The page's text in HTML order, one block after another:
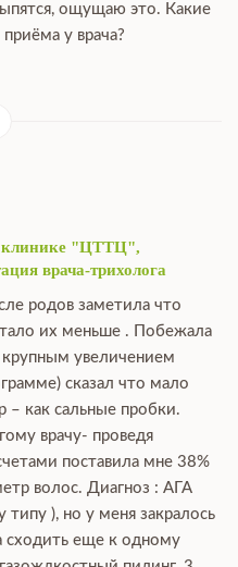
ощущаю это. Какие
у врача?
клинике "ЦТТЦ",
врача-трихолога
родов заметила что
их меньше . Побежала
крупным увеличением
сказал что мало
– как сальные пробки.
врачу- проведя
поставила мне 38%
волос. Диагноз : АГА
), но у меня закралось
сходить еще к одному